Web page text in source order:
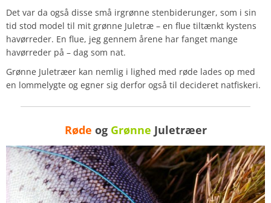
Det var da også disse små irgrønne stenbiderunger, som i sin
tid stod model til mit grønne Juletræ – en flue tiltænkt kystens
havørreder. En flue, jeg gennem årene har fanget mange
havørreder på – dag som nat.
Grønne Juletræer kan nemlig i lighed med røde lades op med
en lommelygte og egner sig derfor også til decideret natfiskeri.
Røde og Grønne Juletræer